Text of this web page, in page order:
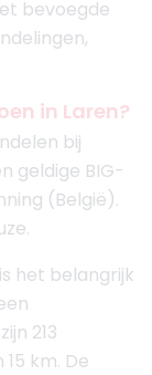
bevoegde
in Laren?
bij
geldige BIG-
(België).
het belangrijk
213
km. De